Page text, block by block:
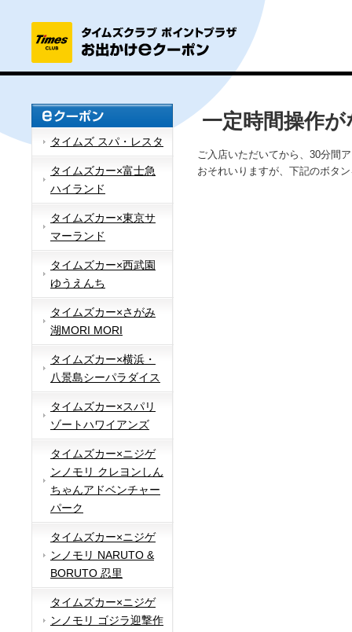
タイムズ スパ・レスタ
タイムズカー×富士急
ハイランド
タイムズカー×東京サ
マーランド
タイムズカー×西武園
ゆうえんち
タイムズカー×さがみ
湖MORI MORI
タイムズカー×横浜・
八景島シーパラダイス
タイムズカー×スパリ
ゾートハワイアンズ
タイムズカー×ニジゲ
ンノモリ クレヨンしん
ちゃんアドベンチャー
パーク
タイムズカー×ニジゲ
ンノモリ NARUTO &
BORUTO 忍里
タイムズカー×ニジゲ
ンノモリ ゴジラ迎撃作
一定時間操作
ご入店いただいてから、30分間
おそれいりますが、下記のボタ